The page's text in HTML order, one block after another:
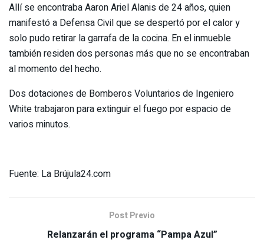
Allí se encontraba Aaron Ariel Alanis de 24 años, quien
manifestó a Defensa Civil que se despertó por el calor y
solo pudo retirar la garrafa de la cocina. En el inmueble
también residen dos personas más que no se encontraban
al momento del hecho.
Dos dotaciones de Bomberos Voluntarios de Ingeniero
White trabajaron para extinguir el fuego por espacio de
varios minutos.
Fuente: La Brújula24.com
Post Previo
Relanzarán el programa “Pampa Azul”